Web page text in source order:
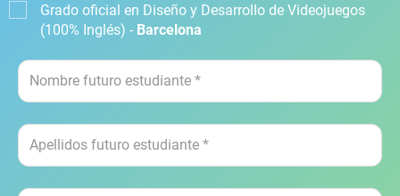
Grado oficial en Diseño y Desarrollo de Videojuegos
(100% Inglés) - Barcelona